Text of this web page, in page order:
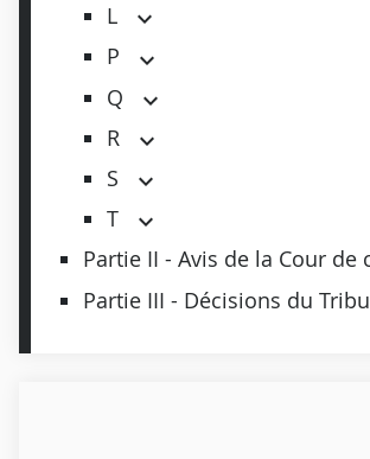
L
P
Q
R
S
T
Partie II - Avis de la Cour de
Partie III - Décisions du